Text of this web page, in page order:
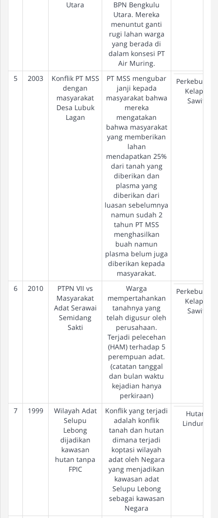
Utara
BPN Bengkulu
Utara. Mereka
menuntut ganti
rugi lahan warga
yang berada di
dalam konsesi PT
Air Muring.
5 2003
Konflik PT MSS
dengan
masyarakat
Desa Lubuk
Lagan
PT MSS mengubar
janji kepada
masyarakat bahwa
mereka
mengatakan
bahwa masyarakat
yang memberikan
lahan
mendapatkan 25%
dari tanah yang
diberikan dan
plasma yang
diberikan dari
luasan sebelumnya
namun sudah 2
tahun PT MSS
menghasilkan
buah namun
plasma belum juga
diberikan kepada
masyarakat.
Perkebunan
Kelapa
Sawit
6 2010
PTPN VII vs
Masyarakat
Adat Serawai
Semidang
Sakti
Warga
mempertahankan
tanahnya yang
telah digusur oleh
perusahaan.
Terjadi pelecehan
(HAM) terhadap 5
perempuan adat.
(catatan tanggal
dan bulan waktu
kejadian hanya
perkiraan)
Perkebunan
Kelapa
Sawit
7 1999
Wilayah Adat
Selupu
Lebong
dijadikan
kawasan
hutan tanpa
FPIC
Konflik yang terjadi
adalah konflik
tanah dan hutan
dimana terjadi
koptasi wilayah
adat oleh Negara
yang menjadikan
kawasan adat
Selupu Lebong
sebagai kawasan
Negara
Hutan
Lindung